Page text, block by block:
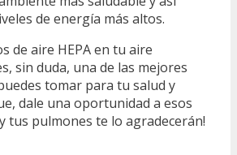
de energía más altos.
de aire HEPA en tu aire
sin duda, una de las mejores
tomar para tu salud y
dale una oportunidad a esos
tus pulmones te lo agradecerán!